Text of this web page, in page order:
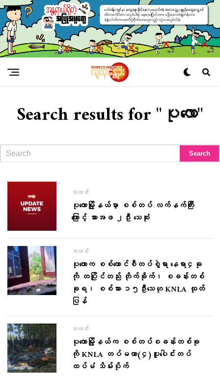
Search results for "ပုလော"
သတင်း
ပုလောမြို့နယ်မှာ စစ်တပ် လက်နက်ကြီး
ကြောင့် သားအဖ ၂ဦး သေဆုံး
သတင်း
ပုလောက စစ်ကောင်စီတပ်စွဲရာ နေရာ၄ခု
ကို တပြိုင်တည်း တိုက်ခိုက်၊ စခန်းတစ်
ခုရ၊ စစ်သား ၁၅ဦးသေဟု KNLA ထုတ်
ပြန်
သတင်း
ပုလောမြို့နယ်က စစ်တပ်စခန်းတစ်ခု
ကို KNLA တပ်မဟာ(၄)ပူးပေါင်းတပ်
ထပ်မံ သိမ်းပိုက်